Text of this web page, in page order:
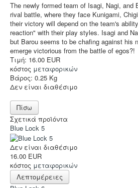
Φαντασίας
Οικογενειακά
2-Παίκτες
Ελληνικά
Χρώματα
TCG-LCG
Παιχνίδια Ρόλου
Puzzle
Deco & Ένδυση
Hot Deals!
Αρχική σελίδα
The newly formed team of Isagi, Nagi, and
rival battle, where they face Kunigami,
their victory will depend on the team's
reaction" with their play styles. Isagi and
but Barou seems to be chafing against his
emerge victorious from the battle of egos?!
Τιμή: 16.00 EUR
κόστος μεταφορικών
Βάρος: 0.25 Kg
Δεν είναι διαθέσιμο
Σχετικά προϊόντα
Blue Lock 5
Δεν είναι διαθέσιμο
16.00 EUR
κόστος μεταφορικών
Λεπτομέρειες